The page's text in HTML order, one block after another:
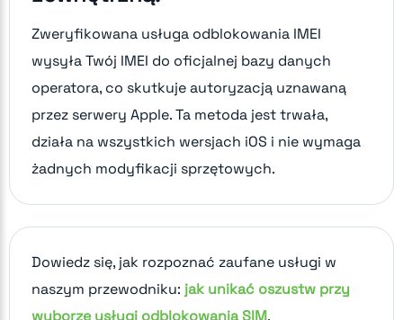
Zweryfikowana usługa odblokowania IMEI
wysyła Twój IMEI do oficjalnej bazy danych
operatora, co skutkuje autoryzacją uznawaną
przez serwery Apple. Ta metoda jest trwała,
działa na wszystkich wersjach iOS i nie wymaga
żadnych modyfikacji sprzętowych.
Dowiedz się, jak rozpoznać zaufane usługi w
naszym przewodniku: jak unikać oszustw przy
wyborze usługi odblokowania SIM.